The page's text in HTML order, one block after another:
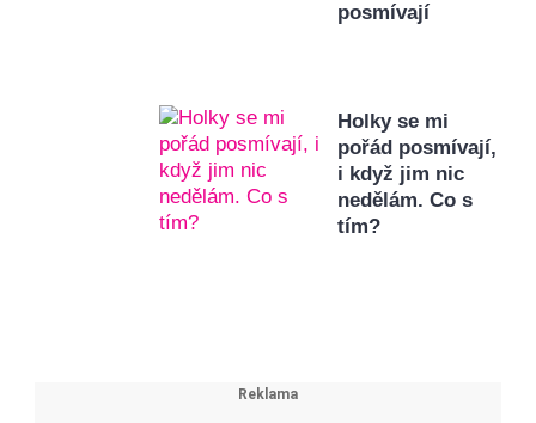
posmívají
Holky se mi
pořád posmívají,
i když jim nic
nedělám. Co s
tím?